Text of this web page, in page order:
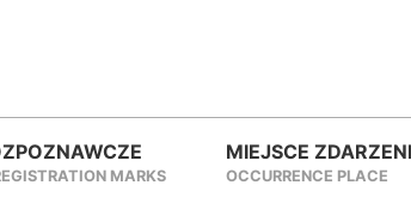
MARKS
MIEJSCE
OCCURRENCE PLACE